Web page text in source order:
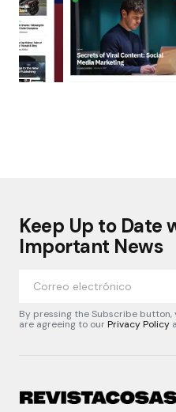
Keep Up to Date
Important News
By pressing the Subscribe
are agreeing to ourPrivacy Policy